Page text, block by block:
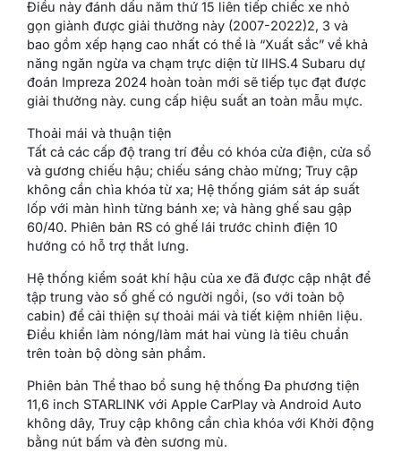
Điều này đánh dấu năm thứ 15 liên tiếp chiếc xe nhỏ
gọn giành được giải thưởng này (2007-2022)2, 3 và
bao gồm xếp hạng cao nhất có thể là “Xuất sắc” về khả
năng ngăn ngừa va chạm trực diện từ IIHS.4 Subaru dự
đoán Impreza 2024 hoàn toàn mới sẽ tiếp tục đạt được
giải thưởng này. cung cấp hiệu suất an toàn mẫu mực.
Thoải mái và thuận tiện
Tất cả các cấp độ trang trí đều có khóa cửa điện, cửa sổ
và gương chiếu hậu; chiếu sáng chào mừng; Truy cập
không cần chìa khóa từ xa; Hệ thống giám sát áp suất
lốp với màn hình từng bánh xe; và hàng ghế sau gập
60/40. Phiên bản RS có ghế lái trước chỉnh điện 10
hướng có hỗ trợ thắt lưng.
Hệ thống kiểm soát khí hậu của xe đã được cập nhật để
tập trung vào số ghế có người ngồi, (so với toàn bộ
cabin) để cải thiện sự thoải mái và tiết kiệm nhiên liệu.
Điều khiển làm nóng/làm mát hai vùng là tiêu chuẩn
trên toàn bộ dòng sản phẩm.
Phiên bản Thể thao bổ sung hệ thống Đa phương tiện
11,6 inch STARLINK với Apple CarPlay và Android Auto
không dây, Truy cập không cần chìa khóa với Khởi động
bằng nút bấm và đèn sương mù.